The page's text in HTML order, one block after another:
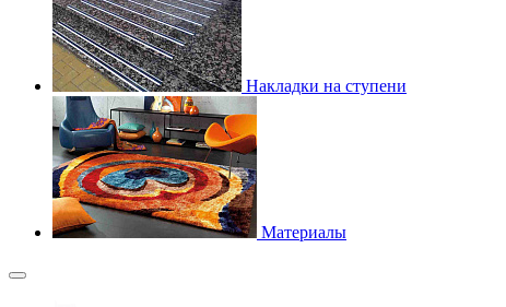
Накладки на ступени
Материалы